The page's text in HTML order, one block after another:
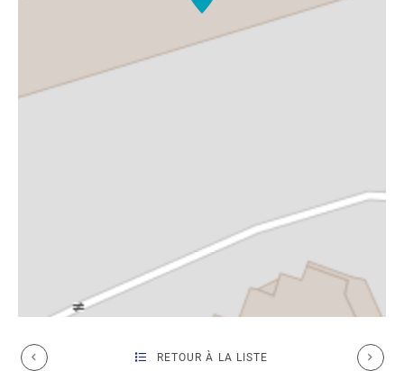
RETOUR À LA LISTE